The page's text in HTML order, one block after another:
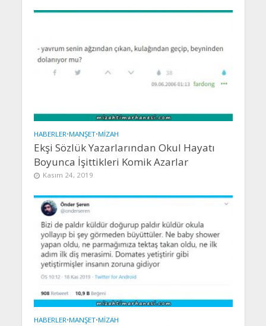
HABERLER•MANŞET•MIZAH
Ekşi Sözlük Yazarlarından Okul Hayatı
Boyunca İşittikleri Komik Azarlar
Kasım 24, 2019
HABERLER•MANŞET•MIZAH